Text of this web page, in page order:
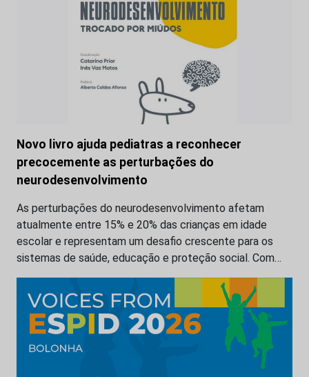
Novo livro ajuda pediatras a reconhecer
precocemente as perturbações do
neurodesenvolvimento
As perturbações do neurodesenvolvimento afetam
atualmente entre 15% e 20% das crianças em idade
escolar e representam um desafio crescente para os
sistemas de saúde, educação e proteção social. Com…